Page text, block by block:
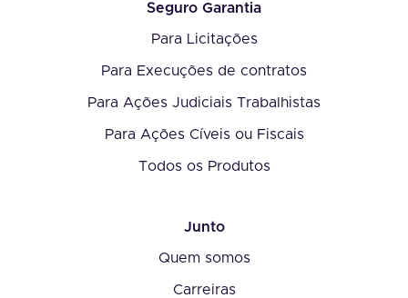
Seguro Garantia
Para Licitações
Para Execuções de contratos
Para Ações Judiciais Trabalhistas
Para Ações Cíveis ou Fiscais
Todos os Produtos
Junto
Quem somos
Carreiras